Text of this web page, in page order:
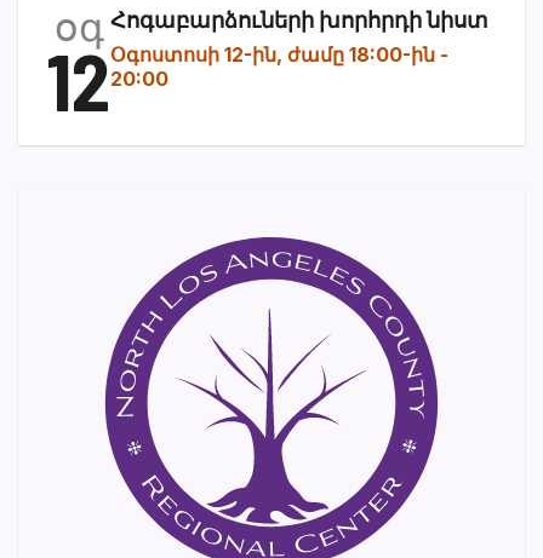
օգ
12
Հոգաբարձուների խորհրդի նիստ
Օգոստոսի 12-ին, ժամը 18:00-ին -
20:00